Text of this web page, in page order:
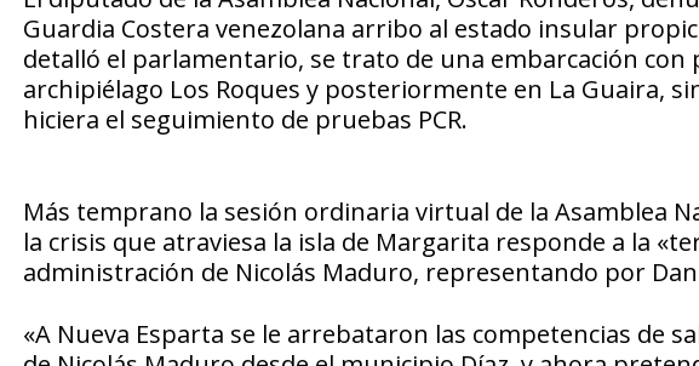
Guardia Costera venezolana arribo al estado insular
detalló el parlamentario, se trato de una embarcación con
archipiélago Los Roques y posteriormente en La Guaira,
hiciera el seguimiento de pruebas PCR.
Más temprano la sesión ordinaria virtual de la Asamblea
la crisis que atraviesa la isla de Margarita responde a la
administración de Nicolás Maduro, representando por
«A Nueva Esparta se le arrebataron las competencias de